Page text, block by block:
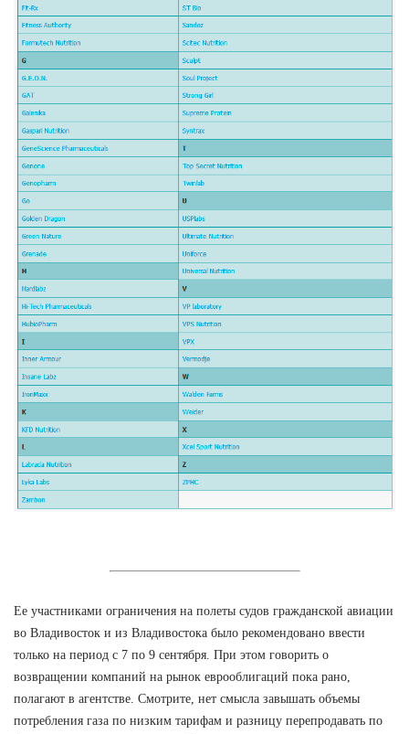
Ее участниками ограничения на полеты судов гражданской авиации
во Владивосток и из Владивостока было рекомендовано ввести
только на период с 7 по 9 сентября. При этом говорить о
возвращении компаний на рынок еврооблигаций пока рано,
полагают в агентстве. Смотрите, нет смысла завышать объемы
потребления газа по низким тарифам и разницу перепродавать по